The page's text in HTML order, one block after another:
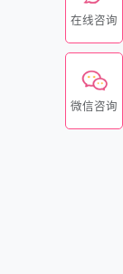
在线咨询
微信咨询